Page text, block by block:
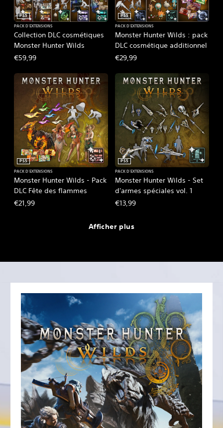
Collection DLC cosmétiques
Monster Hunter Wilds
PS5
PACK D'EXTENSIONS
€59,99
Monster Hunter Wilds : pack
DLC cosmétique additionnel
PS5
PACK D'EXTENSIONS
€29,99
Monster Hunter Wilds - Pack
DLC Fête des flammes
PS5
PACK D'EXTENSIONS
€21,99
Monster Hunter Wilds - Set
d'armes spéciales vol. 1
PS5
PACK D'EXTENSIONS
€13,99
Afficher plus